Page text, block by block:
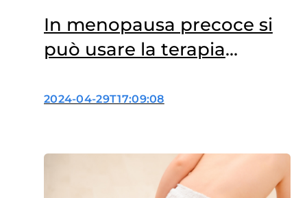
In menopausa precoce si
può usare la terapia
2024-04-29T17:09:08